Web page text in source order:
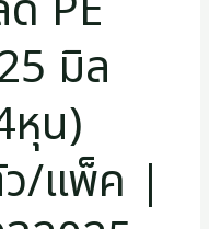
มิล
หุน)
/แพ็ค |